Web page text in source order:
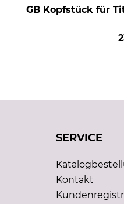
GB Kopfstück für
SERVICE
Kontakt